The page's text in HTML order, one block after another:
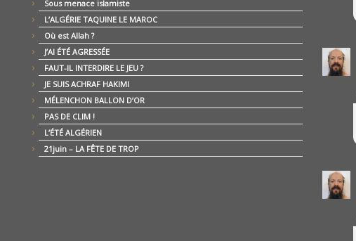
Sous menace islamiste
L’ALGÉRIE TAQUINE LE MAROC
Où est Allah ?
J’AI ÉTÉ AGRESSÉE
FAUT-IL INTERDIRE LE JEU ?
JE SUIS ACHRAF HAKIMI
MÉLENCHON BALLON D’OR
PAS DE CLIM !
L’ÉTÉ ALGÉRIEN
21juin – LA FÊTE DE TROP